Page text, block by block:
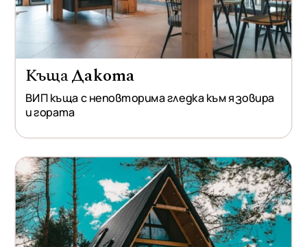
КъщаДакота
ВИП къща с неповторима гледка към язовира
и гората